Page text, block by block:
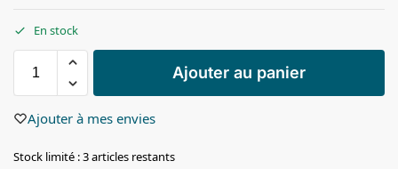
En stock
Ajouter au panier
Ajouter à mes envies
Stock limité : 3 articles restants